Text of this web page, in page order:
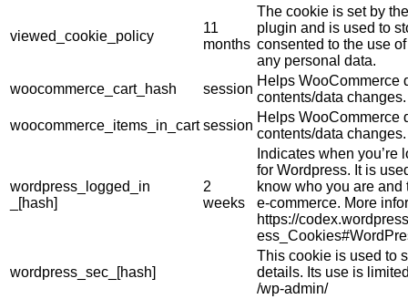
viewed_cookie_policy
11
months
The cookie is set by
plugin and is used to
consented to the use
any personal data.
woocommerce_cart_hash
session
Helps WooCommerce
contents/data changes.
woocommerce_items_in_cart session
Helps WooCommerce
contents/data changes.
wordpress_logged_in
_[hash]
2
weeks
Indicates when
for Wordpress. It is
know who you are
e-commerce. More
https://
wordpress_sec_[hash]
This cookie is used to
details. Its use is
/wp-admin/